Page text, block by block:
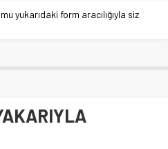
yukarıdaki form aracılığıyla siz